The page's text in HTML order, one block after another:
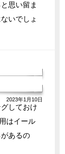
思い留ま
いでしょ
2023年1月10日
しておけ
はイール
あるの